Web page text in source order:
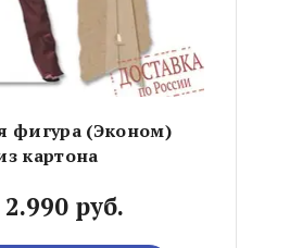
фигура (Эконом)
картона
руб.